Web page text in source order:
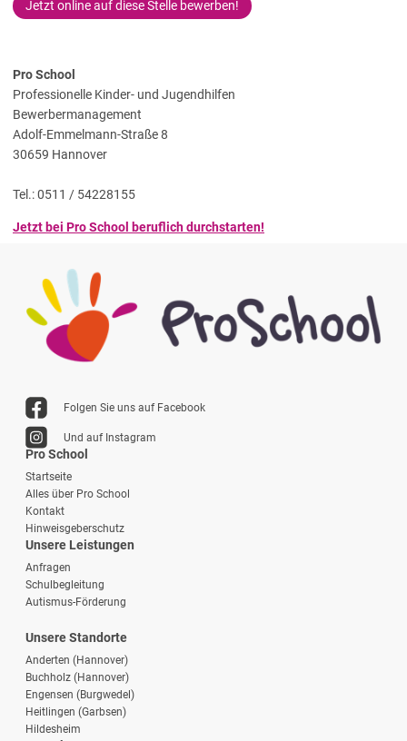
Jetzt online auf diese Stelle bewerben!
Pro School
Professionelle Kinder- und Jugendhilfen
Bewerbermanagement
Adolf-Emmelmann-Straße 8
30659 Hannover
Tel.: 0511 / 54228155
Jetzt bei Pro School beruflich durchstarten!
Folgen Sie uns auf Facebook
Und auf Instagram
Pro School
Startseite
Alles über Pro School
Kontakt
Hinweisgeberschutz
Unsere Leistungen
Anfragen
Schulbegleitung
Autismus-Förderung
Unsere Standorte
Anderten (Hannover)
Buchholz (Hannover)
Engensen (Burgwedel)
Heitlingen (Garbsen)
Hildesheim